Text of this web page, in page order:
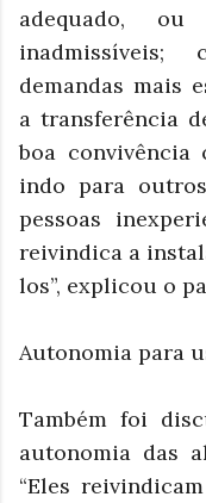
adequado, ou
demandas mais
a transferência
boa convivência
indo para
pessoas
reivindica a
los”, explicou o
Autonomia para
Também foi
autonomia das
“Eles